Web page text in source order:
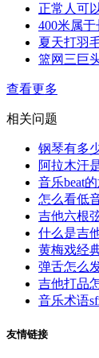
正常人可
400米属
夏天打羽
篮网三巨
查看更多
相关问题
钢琴有多
阿拉木汗
音乐beat
怎么看低
吉他六根
什么是吉
黄梅戏经
弹舌怎么
吉他打品
音乐术语
友情链接